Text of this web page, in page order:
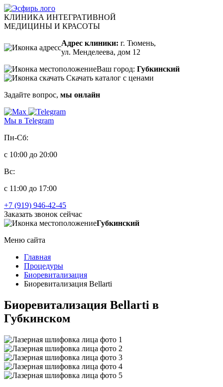
КЛИНИКА ИНТЕГРАТИВНОЙ
МЕДИЦИНЫ И КРАСОТЫ
Адрес клиники: г. Тюмень,
ул. Менделеева, дом 12
Ваш город: Губкинский
Скачать каталог с ценами
Задайте вопрос, мы онлайн
Мы в Telegram
Пн-Сб:
с 10:00 до 20:00
Вс:
с 11:00 до 17:00
+7 (919) 946-42-45
Заказать звонок сейчас
Губкинский
Меню сайта
Главная
Процедуры
Биоревитализация
Биоревитализация Bellarti
Биоревитализация Bellarti в
Губкинском